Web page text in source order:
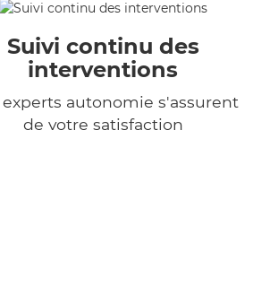
Suivi continu des
interventions
experts autonomie s'assurent
de votre satisfaction